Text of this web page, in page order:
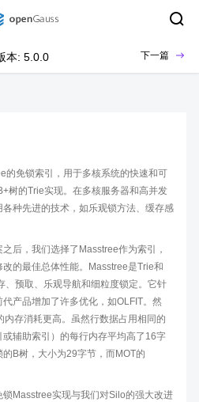
本: 5.0.0 下一篇
的免锁索引，用于多核系统的快速和可
树的Trie实现。在多核服务器和高并发
种先进的技术，如乐观锁方法、缓存感
后，我们选择了Masstree作为索引，
的最佳总体性能。Masstree是Trie和
、预取、乐观导航和细粒度锁定。它针
产品增加了许多优化，如OLFIT。然
存消耗更高。虽然行数据占用相同的
辅助索引）的每行内存平均高了16字
B树，大小为29字节，而MOT的
Masstree实现与我们对Silo的强大改进